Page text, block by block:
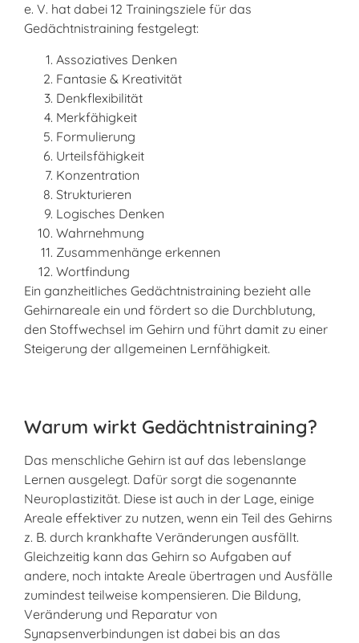
e. V. hat dabei 12 Trainingsziele für das
Gedächtnistraining festgelegt:
Assoziatives Denken
Fantasie & Kreativität
Denkflexibilität
Merkfähigkeit
Formulierung
Urteilsfähigkeit
Konzentration
Strukturieren
Logisches Denken
Wahrnehmung
Zusammenhänge erkennen
Wortfindung
Ein ganzheitliches Gedächtnistraining bezieht alle
Gehirnareale ein und fördert so die Durchblutung,
den Stoffwechsel im Gehirn und führt damit zu einer
Steigerung der allgemeinen Lernfähigkeit.
Warum wirkt Gedächtnistraining?
Das menschliche Gehirn ist auf das lebenslange
Lernen ausgelegt. Dafür sorgt die sogenannte
Neuroplastizität. Diese ist auch in der Lage, einige
Areale effektiver zu nutzen, wenn ein Teil des Gehirns
z. B. durch krankhafte Veränderungen ausfällt.
Gleichzeitig kann das Gehirn so Aufgaben auf
andere, noch intakte Areale übertragen und Ausfälle
zumindest teilweise kompensieren. Die Bildung,
Veränderung und Reparatur von
Synapsenverbindungen ist dabei bis an das